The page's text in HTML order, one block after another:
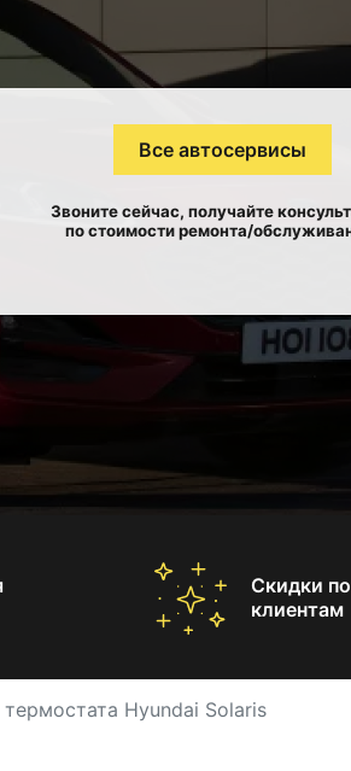
Все автосервисы
Звоните сейчас, получайте
по стоимости ремонта/
Скидки
клиентам
Hyundai Solaris